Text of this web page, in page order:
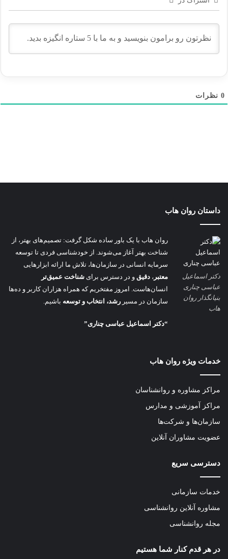
0 نظرات
داستان روان هاب
دکتر اسماعیل
عباسی چناری
بنیانگذار روان
هاب
روان هاب با یک باور ساده شکل گرفت: تصمیم‌های بهتر، از
شناخت بهتر آغاز می‌شوند. از خودشناسی فردی تا توسعه
سرمایه انسانی در سازمان‌ها، تلاش ما ارائه ابزارهایی
معتبر ، دقیق و در دسترس برای شناخت عمیق‌تر
انسان‌هاست. امروز مفتخریم که همراه هزاران کاربر و ده‌ها
سازمان در مسیر رشد، انتخاب و توسعه باشیم.
“دکتر اسماعیل عباسی چناری”
خدمات ویژه روان هاب
مراکز مشاوره و روانشناسان
مراکز آموزشی و مدارس
سازمان‌ها و شرکت‌ها
عضویت مشاوران آنلاین
دسترسی سریع
خدمات سازمانی
مشاوره آنلاین روانشناسی
مجله روانشناسی
در هر قدم کنار شما هستیم